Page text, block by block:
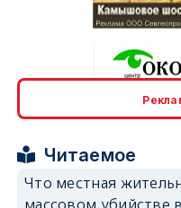
Читаемое
Что местная